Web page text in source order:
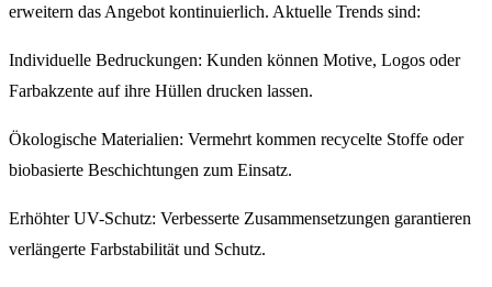
erweitern das Angebot kontinuierlich. Aktuelle Trends sind:
Individuelle Bedruckungen: Kunden können Motive, Logos oder
Farbakzente auf ihre Hüllen drucken lassen.
Ökologische Materialien: Vermehrt kommen recycelte Stoffe oder
biobasierte Beschichtungen zum Einsatz.
Erhöhter UV-Schutz: Verbesserte Zusammensetzungen garantieren
verlängerte Farbstabilität und Schutz.